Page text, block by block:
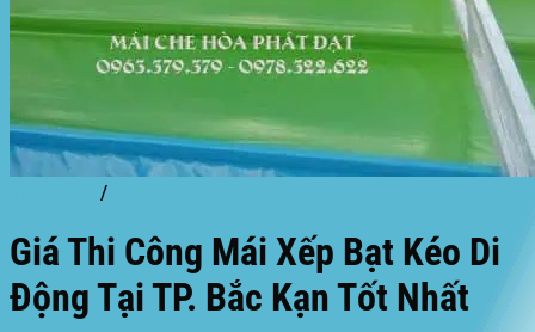
/
Giá Thi Công Mái Xếp Bạt Kéo Di
Động Tại TP. Bắc Kạn Tốt Nhất